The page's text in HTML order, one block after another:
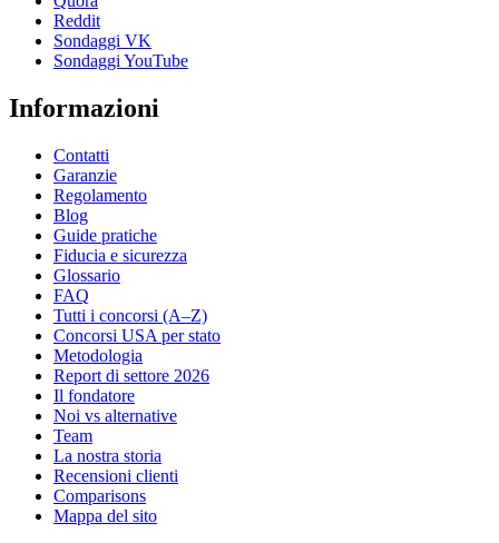
Reddit
Sondaggi VK
Sondaggi YouTube
Informazioni
Contatti
Garanzie
Regolamento
Blog
Guide pratiche
Fiducia e sicurezza
Glossario
FAQ
Tutti i concorsi (A–Z)
Concorsi USA per stato
Metodologia
Report di settore 2026
Il fondatore
Noi vs alternative
Team
La nostra storia
Recensioni clienti
Comparisons
Mappa del sito